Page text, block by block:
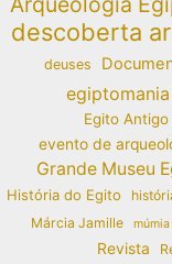
descoberta
deuses
egiptomania
Egito
evento de
Grande Museu
História do Egito
Márcia Jamille múmia
Revista